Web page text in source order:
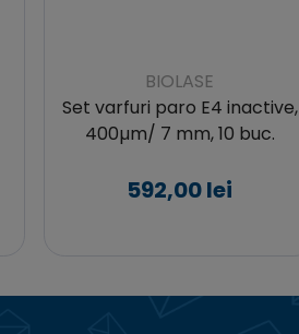
BIOLASE
Set varfuri paro E4 inactive,
400µm/ 7 mm, 10 buc.
592,00 lei